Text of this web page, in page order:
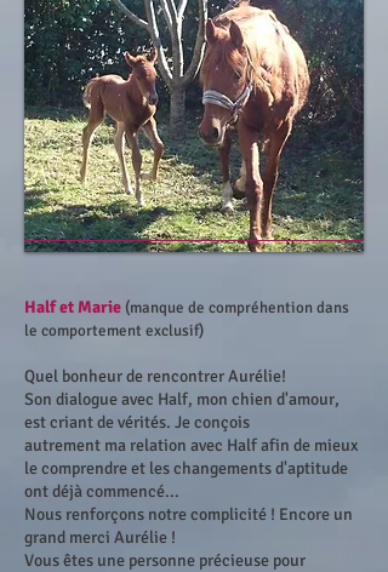
Half et Marie (manque de compréhention dans
le comportement exclusif)
Quel bonheur de rencontrer Aurélie!
Son dialogue avec Half, mon chien d'amour,
est criant de vérités. Je conçois
autrement ma relation avec Half afin de mieux
le comprendre et les changements d'aptitude
ont déjà commencé...
Nous renforçons notre complicité ! Encore un
grand merci Aurélie !
Vous êtes une personne précieuse pour